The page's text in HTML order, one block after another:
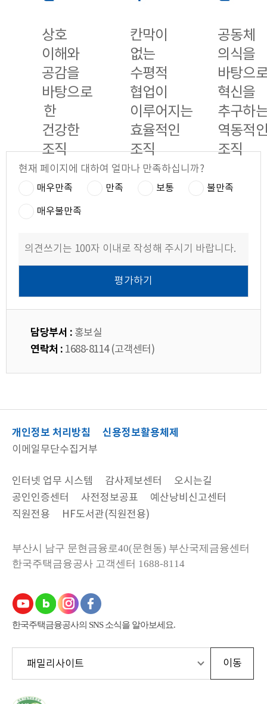
상호
이해와
공감을
바탕으로
한
건강한
조직
칸막이
없는
수평적
협업이
이루어지는
효율적인
조직
공동체
의식을
바탕으
혁신을
추구하
역동적
조직
현재 페이지에 대하여 얼마나 만족하십니까?
매우만족 만족 보통 불만족
매우불만족
담당부서 : 홍보실
연락처 : 1688-8114 (고객센터)
개인정보 처리방침 신용정보활용체제
이메일무단수집거부
인터넷 업무 시스템 감사제보센터
오시는길
공인인증센터
사전정보공표
예산낭비신고센터
직원전용
HF도서관(직원전용)
부산시 남구 문현금융로40(문현동) 부산국제금융센터
한국주택금융공사 고객센터 1688-8114
한국주택금융공사의 SNS 소식을 알아보세요.
한